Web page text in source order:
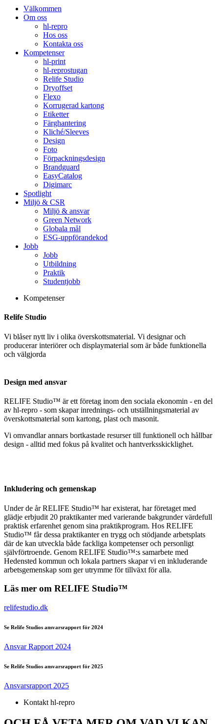
Välkommen
Om oss
hl-repro
Hos oss
Kontakta oss
Kompetenser
hl-print
hl-reprostugan
Relife Studio
Dryoffset
Flexo
Korrugerad kartong
Etiketter
Färghantering
Kliché/Sleeves
Design
Foto
Förpackningsdesign
Brandguard
EasyCatalog
Digimarc
Spotlight
Miljö & CSR
Miljö & ansvar
Green Network
Globala mål
ESG-uppförandekod
Jobb
Jobb
Utbildning
Praktik
Studentjobb
Kompetenser
Relife Studio
Vi blåser nytt liv i olika överskottsmaterial. Vi designar och
producerar interiörer och displaymaterial som är både funktionella
och välgjorda
Design med ansvar
RELIFE Studio™ är ett företag inom den sociala ekonomin - en del
av hl-repro - som skapar inrednings- och utställningsmaterial av
överskottsmaterial som kartong, plast och masonit.
Vi omvandlar annars bortkastade resurser till funktionell och hållbar
design - alltid med fokus på kvalitet och hantverksskicklighet.
Inkludering och gemenskap
Under de år RELIFE Studio™ har existerat, har företaget med
glädje erbjudit 20 praktikanter med varierande bakgrunder värdefull
praktisk erfarenhet genom sina praktikprogram. Hos RELIFE
Studio™ får dessa praktikanter en trygg och stödjande arbetsplats
där de kan utveckla både fackliga kompetenser och personligt
självförtroende. Genom RELIFE Studio™:s samarbete med
Hedensted kommun och lokala partners skapar vi en inkluderande
arbetsgemenskap som ger utrymme för tillväxt för alla.
Läs mer om RELIFE Studio™
relifestudio.dk
Se Relife Studios ansvarsrapport för 2024
Ansvar Rapport 2024
Se Relife Studios ansvarsrapport för 2025
Ansvarsrapport 2025
Kontakt hl-repro